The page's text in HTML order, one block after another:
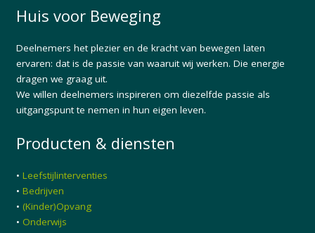
Huis voor Beweging
Deelnemers het plezier en de kracht van bewegen laten
ervaren: dat is de passie van waaruit wij werken. Die energie
dragen we graag uit.
We willen deelnemers inspireren om diezelfde passie als
uitgangspunt te nemen in hun eigen leven.
Producten & diensten
• Leefstijlinterventies
• Bedrijven
• (Kinder)Opvang
• Onderwijs